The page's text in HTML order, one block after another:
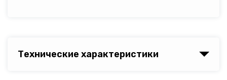
Технические характеристики